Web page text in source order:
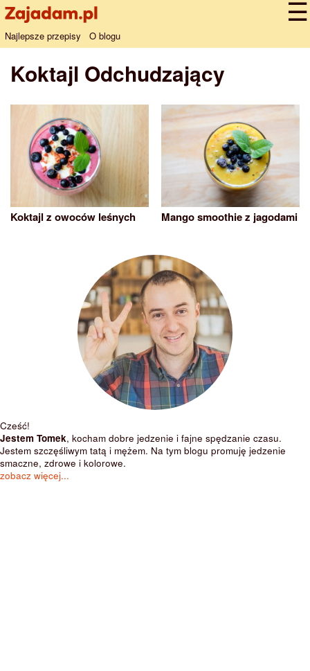
Najlepsze przepisy O blogu
Koktajl Odchudzający
Koktajl z owoców leśnych Mango smoothie z jagodami
Cześć!
Jestem Tomek, kocham dobre jedzenie i fajne spędzanie czasu.
Jestem szczęśliwym tatą i mężem. Na tym blogu promuję jedzenie
smaczne, zdrowe i kolorowe.
zobacz więcej...